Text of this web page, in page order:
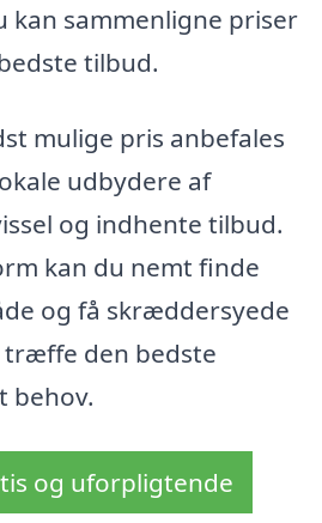
kan sammenligne priser
tilbud.
mulige pris anbefales
udbydere af
og indhente tilbud.
kan du nemt finde
og få skræddersyede
træffe den bedste
behov.
og uforpligtende